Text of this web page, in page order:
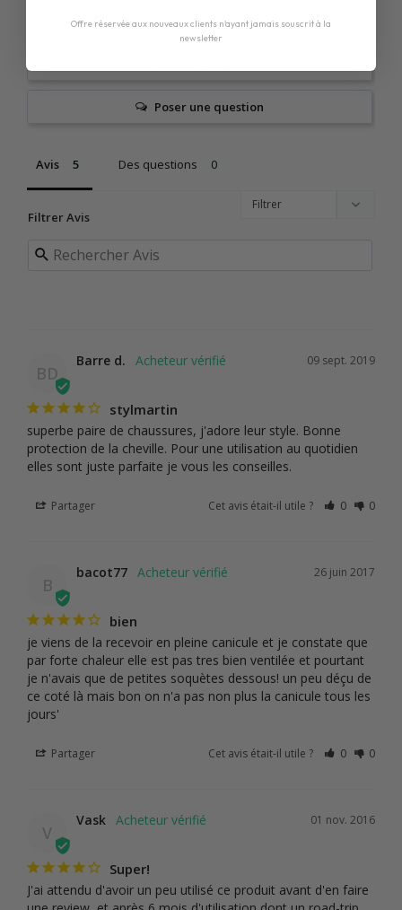
0
Poser une question
Avis Des questions
Filtrer Avis
BD
09 sept. 2019
Barre d.
stylmartin
superbe paire de chaussures, j'adore leur style. Bonne
protection de la cheville. Pour une utilisation au quotidien
elles sont juste parfaite je vous les conseilles.
Partager Cet avis était-il utile ? 0 0
B
26 juin 2017
bacot77
bien
je viens de la recevoir en pleine canicule et je constate que
par forte chaleur elle est pas tres bien ventilée et pourtant
je n'avais que de petites soquètes dessous! un peu déçu de
ce coté là mais bon on n'a pas non plus la canicule tous les
jours'
Partager Cet avis était-il utile ? 0 0
V
01 nov. 2016
Vask
Super!
J'ai attendu d'avoir un peu utilisé ce produit avant d'en faire
Offre réservée aux nouveaux clients n'ayant jamais souscrit à la
newsletter